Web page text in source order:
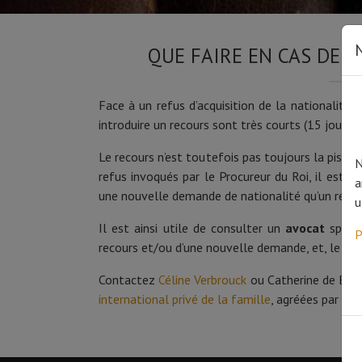
QUE FAIRE EN CAS DE
Face à un refus d’acquisition de la nationalité
introduire un recours sont très courts (15 jours).
Le recours n’est toutefois pas toujours la piste
refus invoqués par le Procureur du Roi, il est
une nouvelle demande de nationalité qu’un
Il est ainsi utile de consulter un avocat
recours et/ou d’une nouvelle demande, et, le
ContactezCéline Verbrouck ou Catherine de
international privé de la famille, agréées par